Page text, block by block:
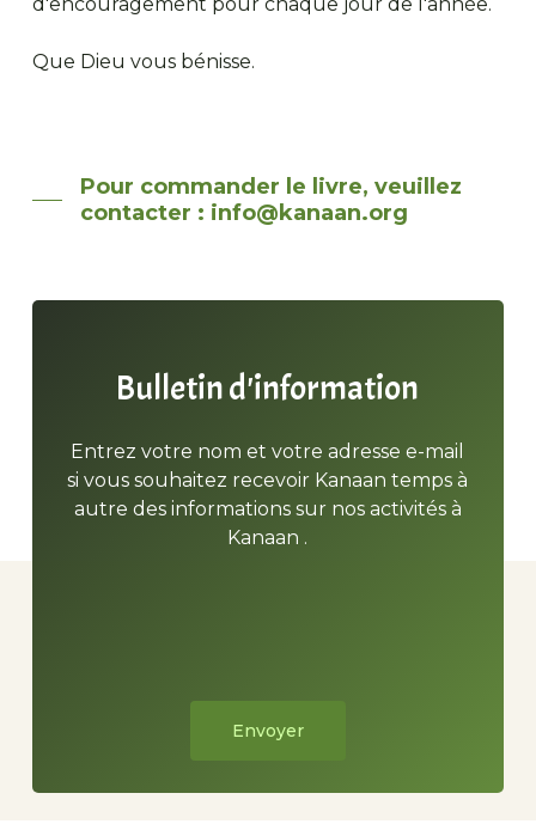
Que Dieu vous bénisse.
Pour commander le livre, veuillez
contacter : info@kanaan.org
Bulletin d'information
Entrez votre nom et votre adresse e-mail
si vous souhaitez recevoir Kanaan temps à
autre des informations sur nos activités à
Kanaan .
Envoyer